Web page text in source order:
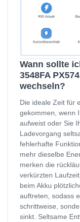
Wann sollte
3548FA
wechseln?
Die ideale Zeit für
gekommen, wenn
aufweist oder Sie
Ladevorgang
fehlerhafte
mehr dieselbe
merken die
verkürzten
beim Akku
auftreten, sodass
schrittweise,
sinkt. Seltsame